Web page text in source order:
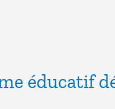
éducatif